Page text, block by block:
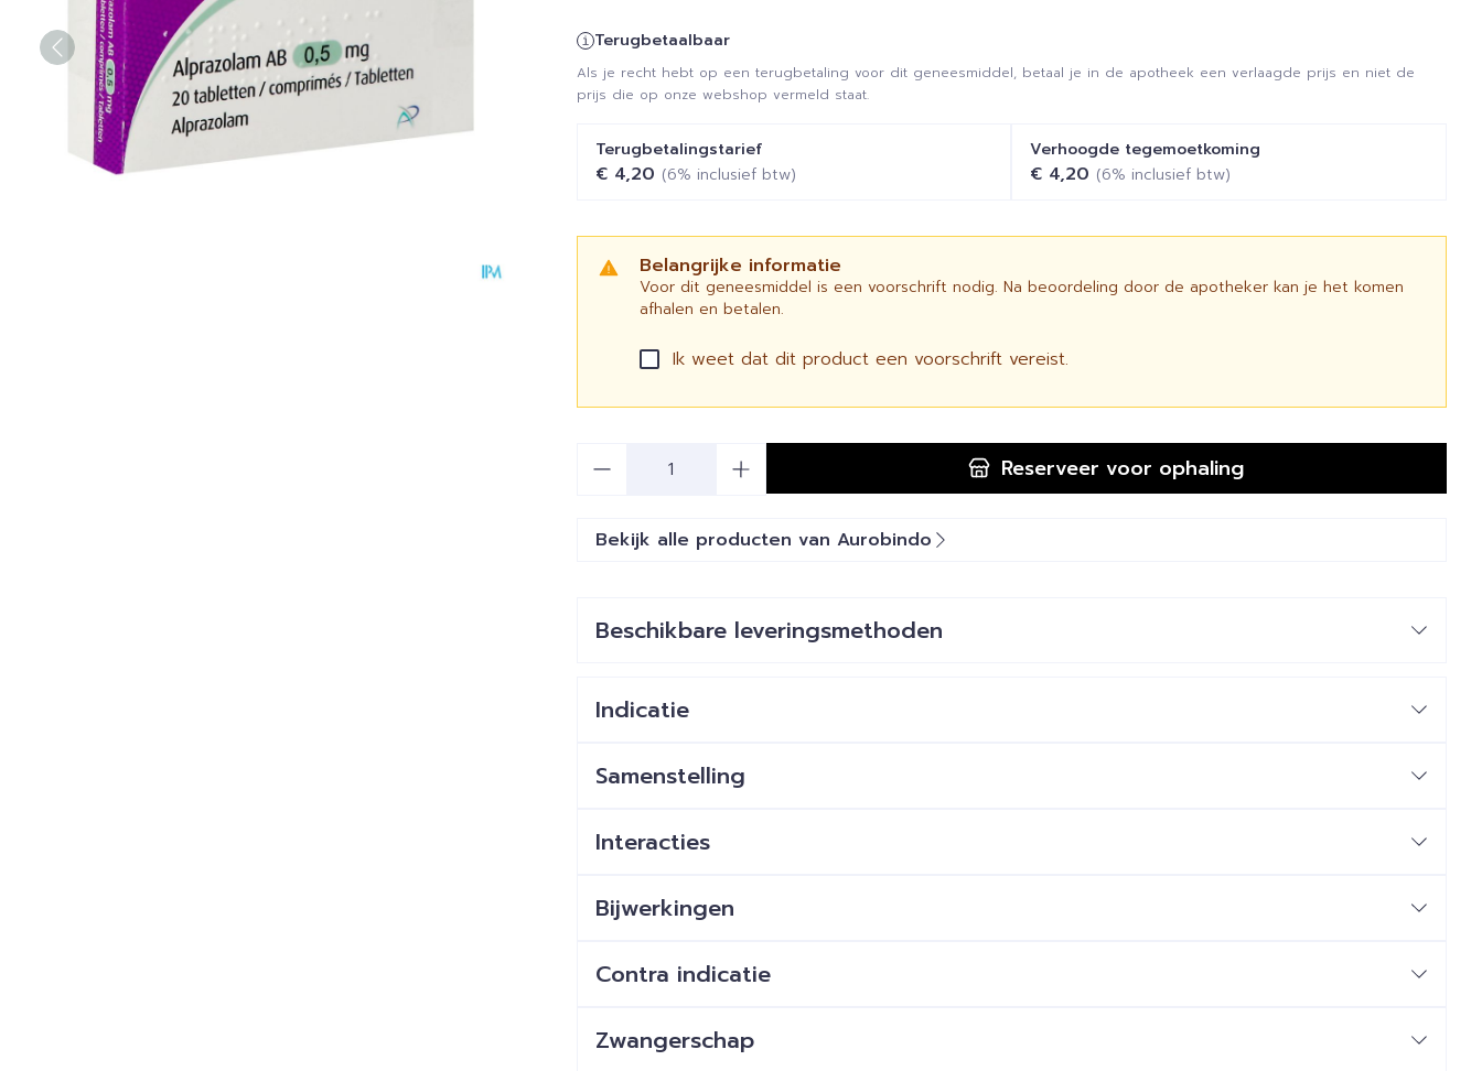
Terugbetaalbaar
Als je recht hebt op een terugbetaling voor dit geneesmiddel, betaal je in de apotheek een verlaagde prijs en niet de
prijs die op onze webshop vermeld staat.
Terugbetalingstarief
€ 4,20 (6% inclusief btw)
Verhoogde tegemoetkoming
€ 4,20 (6% inclusief btw)
Belangrijke informatie
Voor dit geneesmiddel is een voorschrift nodig. Na beoordeling door de apotheker kan je het komen
afhalen en betalen.
Ik weet dat dit product een voorschrift vereist.
Reserveer voor ophaling
Bekijk alle producten van Aurobindo
Beschikbare leveringsmethoden
Indicatie
Samenstelling
Interacties
Bijwerkingen
Contra indicatie
Zwangerschap